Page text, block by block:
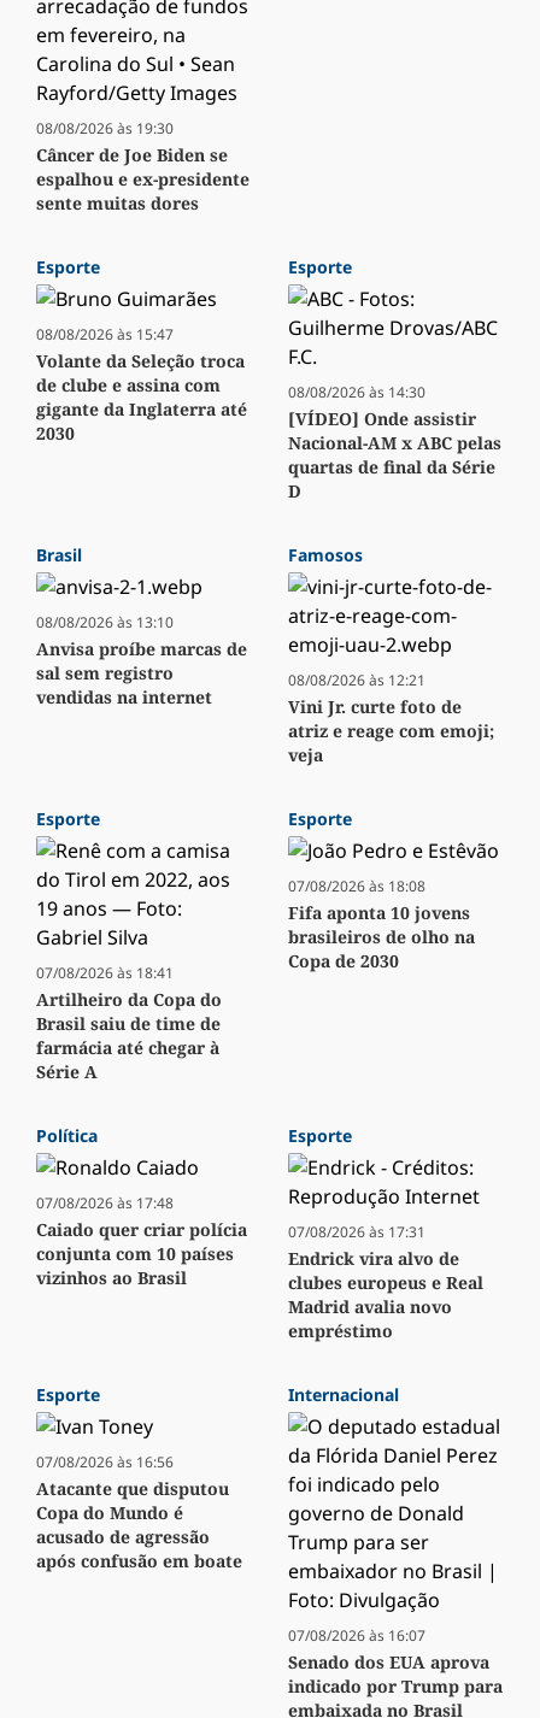
08/08/2026 às 19:30
Câncer de Joe Biden se
espalhou e ex-presidente
sente muitas dores
Esporte
08/08/2026 às 15:47
Volante da Seleção troca
de clube e assina com
gigante da Inglaterra até
2030
Esporte
08/08/2026 às 14:30
[VÍDEO] Onde assistir
Nacional-AM x ABC pelas
quartas de final da Série
D
Brasil
08/08/2026 às 13:10
Anvisa proíbe marcas de
sal sem registro
vendidas na internet
Famosos
08/08/2026 às 12:21
Vini Jr. curte foto de
atriz e reage com emoji;
veja
Esporte
07/08/2026 às 18:41
Artilheiro da Copa do
Brasil saiu de time de
farmácia até chegar à
Série A
Esporte
07/08/2026 às 18:08
Fifa aponta 10 jovens
brasileiros de olho na
Copa de 2030
Política
07/08/2026 às 17:48
Caiado quer criar polícia
conjunta com 10 países
vizinhos ao Brasil
Esporte
07/08/2026 às 17:31
Endrick vira alvo de
clubes europeus e Real
Madrid avalia novo
empréstimo
Esporte
07/08/2026 às 16:56
Atacante que disputou
Copa do Mundo é
acusado de agressão
após confusão em boate
Internacional
07/08/2026 às 16:07
Senado dos EUA aprova
indicado por Trump para
embaixada no Brasil